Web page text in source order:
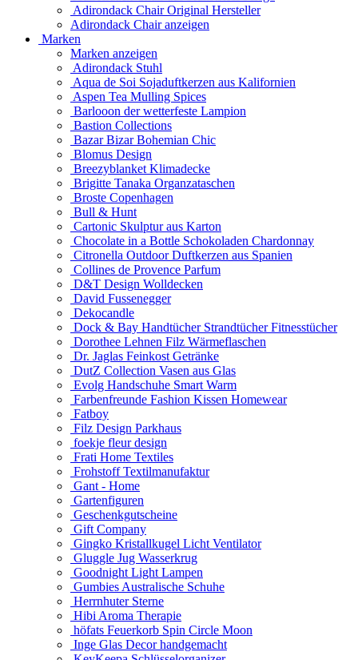
Adirondack Chair Original Hersteller
Adirondack Chair anzeigen
Marken
Marken anzeigen
Adirondack Stuhl
Aqua de Soi Sojaduftkerzen aus Kalifornien
Aspen Tea Mulling Spices
Barlooon der wetterfeste Lampion
Bastion Collections
Bazar Bizar Bohemian Chic
Blomus Design
Breezyblanket Klimadecke
Brigitte Tanaka Organzataschen
Broste Copenhagen
Bull & Hunt
Cartonic Skulptur aus Karton
Chocolate in a Bottle Schokoladen Chardonnay
Citronella Outdoor Duftkerzen aus Spanien
Collines de Provence Parfum
D&T Design Wolldecken
David Fussenegger
Dekocandle
Dock & Bay Handtücher Strandtücher Fitnesstücher
Dorothee Lehnen Filz Wärmeflaschen
Dr. Jaglas Feinkost Getränke
DutZ Collection Vasen aus Glas
Evolg Handschuhe Smart Warm
Farbenfreunde Fashion Kissen Homewear
Fatboy
Filz Design Parkhaus
foekje fleur design
Frati Home Textiles
Frohstoff Textilmanufaktur
Gant - Home
Gartenfiguren
Geschenkgutscheine
Gift Company
Gingko Kristallkugel Licht Ventilator
Gluggle Jug Wasserkrug
Goodnight Light Lampen
Gumbies Australische Schuhe
Herrnhuter Sterne
Hibi Aroma Therapie
höfats Feuerkorb Spin Circle Moon
Inge Glas Decor handgemacht